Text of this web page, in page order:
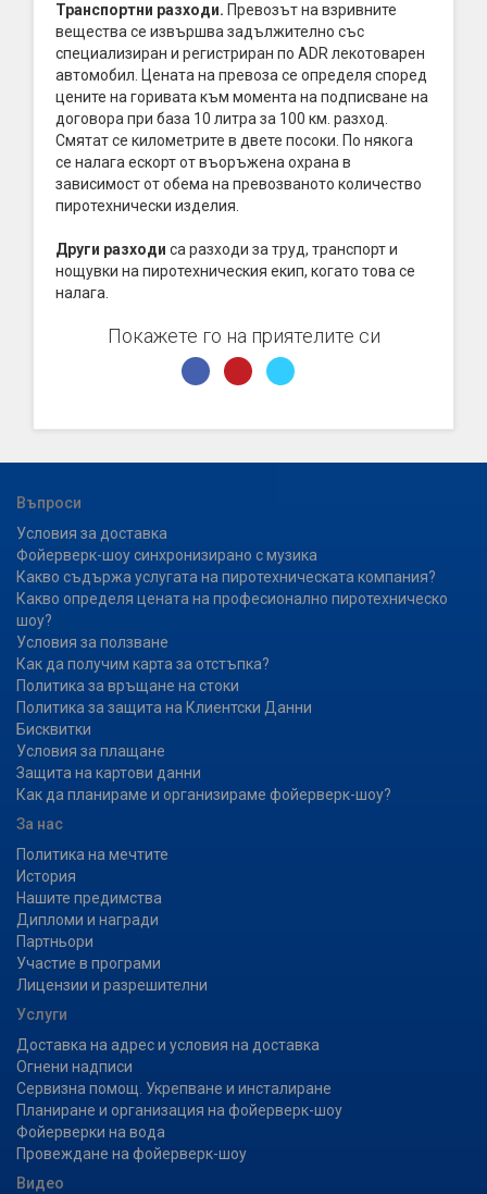
Транспортни разходи. Превозът на взривните
вещества се извършва задължително със
специализиран и регистриран по ADR лекотоварен
автомобил. Цената на превоза се определя според
цените на горивата към момента на подписване на
договора при база 10 литра за 100 км. разход.
Смятат се километрите в двете посоки. По някога
се налага ескорт от въоръжена охрана в
зависимост от обема на превозваното количество
пиротехнически изделия.
Други разходи са разходи за труд, транспорт и
нощувки на пиротехническия екип, когато това се
налага.
Покажете го на приятелите си
Въпроси
Условия за доставка
Фойерверк-шоу синхронизирано с музика
Какво съдържа услугата на пиротехническата компания?
Какво определя цената на професионално пиротехническо
шоу?
Условия за ползване
Как да получим карта за отстъпка?
Политика за връщане на стоки
Политика за защита на Клиентски Данни
Бисквитки
Условия за плащане
Защита на картови данни
Как да планираме и организираме фойерверк-шоу?
За нас
Политика на мечтите
История
Нашите предимства
Дипломи и награди
Партньори
Участие в програми
Лицензии и разрешителни
Услуги
Доставка на адрес и условия на доставка
Огнени надписи
Сервизна помощ. Укрепване и инсталиране
Планиране и организация на фойерверк-шоу
Фойерверки на вода
Провеждане на фойерверк-шоу
Видео